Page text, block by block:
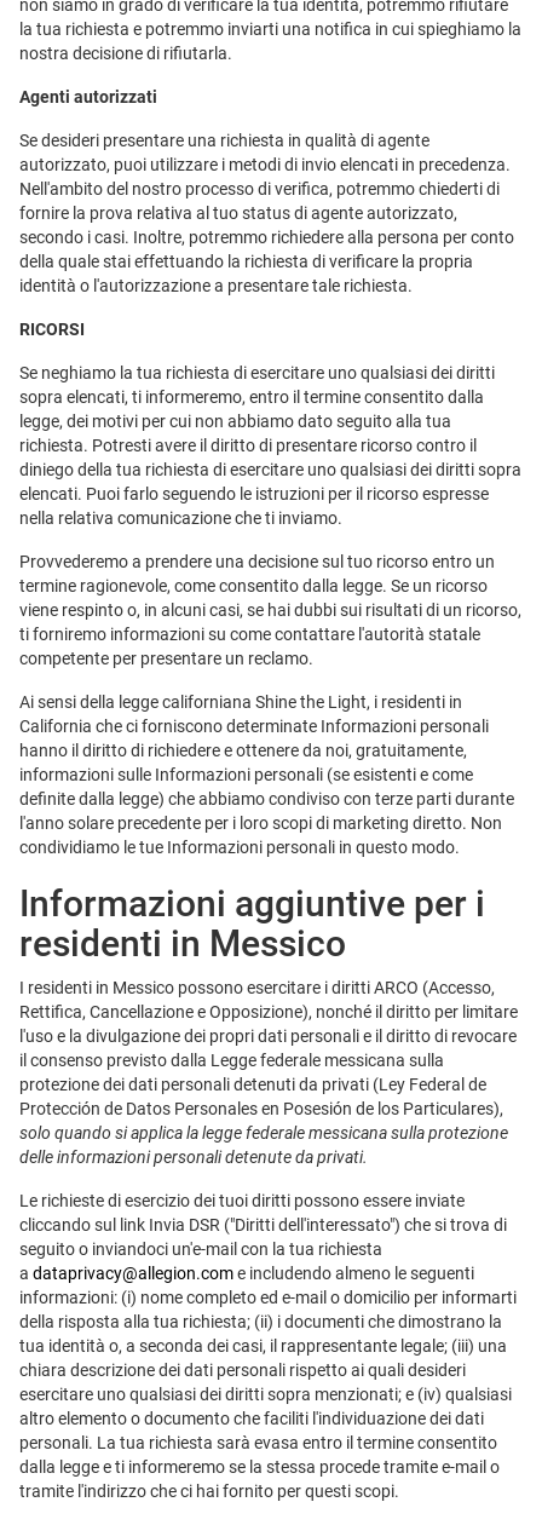
non siamo in grado di verificare la tua identità, potremmo rifiutare
la tua richiesta e potremmo inviarti una notifica in cui spieghiamo la
nostra decisione di rifiutarla.
Agenti autorizzati
Se desideri presentare una richiesta in qualità di agente
autorizzato, puoi utilizzare i metodi di invio elencati in precedenza.
Nell'ambito del nostro processo di verifica, potremmo chiederti di
fornire la prova relativa al tuo status di agente autorizzato,
secondo i casi. Inoltre, potremmo richiedere alla persona per conto
della quale stai effettuando la richiesta di verificare la propria
identità o l'autorizzazione a presentare tale richiesta.
RICORSI
Se neghiamo la tua richiesta di esercitare uno qualsiasi dei diritti
sopra elencati, ti informeremo, entro il termine consentito dalla
legge, dei motivi per cui non abbiamo dato seguito alla tua
richiesta. Potresti avere il diritto di presentare ricorso contro il
diniego della tua richiesta di esercitare uno qualsiasi dei diritti sopra
elencati. Puoi farlo seguendo le istruzioni per il ricorso espresse
nella relativa comunicazione che ti inviamo.
Provvederemo a prendere una decisione sul tuo ricorso entro un
termine ragionevole, come consentito dalla legge. Se un ricorso
viene respinto o, in alcuni casi, se hai dubbi sui risultati di un ricorso,
ti forniremo informazioni su come contattare l'autorità statale
competente per presentare un reclamo.
Ai sensi della legge californiana Shine the Light, i residenti in
California che ci forniscono determinate Informazioni personali
hanno il diritto di richiedere e ottenere da noi, gratuitamente,
informazioni sulle Informazioni personali (se esistenti e come
definite dalla legge) che abbiamo condiviso con terze parti durante
l'anno solare precedente per i loro scopi di marketing diretto. Non
condividiamo le tue Informazioni personali in questo modo.
Informazioni aggiuntive per i
residenti in Messico
I residenti in Messico possono esercitare i diritti ARCO (Accesso,
Rettifica, Cancellazione e Opposizione), nonché il diritto per limitare
l'uso e la divulgazione dei propri dati personali e il diritto di revocare
il consenso previsto dalla Legge federale messicana sulla
protezione dei dati personali detenuti da privati (Ley Federal de
Protección de Datos Personales en Posesión de los Particulares),
solo quando si applica la legge federale messicana sulla protezione
delle informazioni personali detenute da privati.
Le richieste di esercizio dei tuoi diritti possono essere inviate
cliccando sul link Invia DSR ("Diritti dell'interessato") che si trova di
seguito o inviandoci un'e-mail con la tua richiesta
a dataprivacy@allegion.come includendo almeno le seguenti
informazioni: (i) nome completo ed e-mail o domicilio per informarti
della risposta alla tua richiesta; (ii) i documenti che dimostrano la
tua identità o, a seconda dei casi, il rappresentante legale; (iii) una
chiara descrizione dei dati personali rispetto ai quali desideri
esercitare uno qualsiasi dei diritti sopra menzionati; e (iv) qualsiasi
altro elemento o documento che faciliti l'individuazione dei dati
personali. La tua richiesta sarà evasa entro il termine consentito
dalla legge e ti informeremo se la stessa procede tramite e-mail o
tramite l'indirizzo che ci hai fornito per questi scopi.